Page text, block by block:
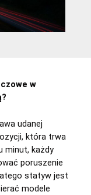
w
udanej
która trwa
minut, każdy
poruszenie
statyw jest
modele